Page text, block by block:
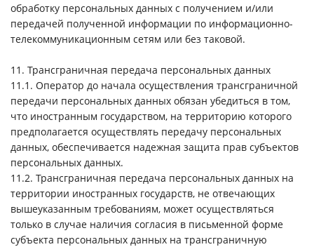
обработку персональных данных с получением и/или
передачей полученной информации по информационно-
телекоммуникационным сетям или без таковой.
11. Трансграничная передача персональных данных
11.1. Оператор до начала осуществления трансграничной
передачи персональных данных обязан убедиться в том,
что иностранным государством, на территорию которого
предполагается осуществлять передачу персональных
данных, обеспечивается надежная защита прав субъектов
персональных данных.
11.2. Трансграничная передача персональных данных на
территории иностранных государств, не отвечающих
вышеуказанным требованиям, может осуществляться
только в случае наличия согласия в письменной форме
субъекта персональных данных на трансграничную